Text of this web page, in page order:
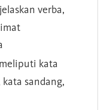
verba,
kata
sandang,